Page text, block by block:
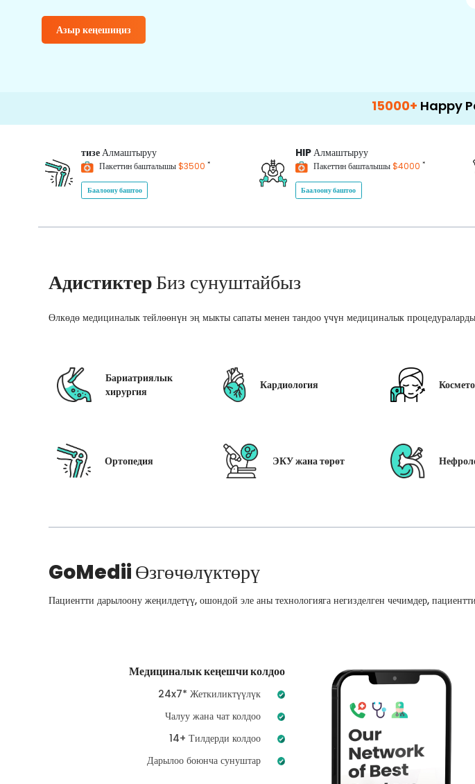
Азыр кеңешиңиз
Happy Patients
тизеАлмаштыруу
Пакеттин башталышы$3500 *
Баалоону баштоо
HIPАлмаштыруу
Пакеттин башталышы$4000 *
Баалоону баштоо
АдистиктерБиз сунуштайбыз
Өлкөдө медициналык тейлөөнүн эң мыкты сапаты менен тандоо үчүн медициналык
Бариатриялык
хирургия
Кардиология
Ортопедия ЭКУ жана төрөт
GoMediiӨзгөчөлүктөрү
Пациентти дарылоону жеңилдетүү, ошондой эле аны технологияга негизделген чечимдер,
Медициналык кеңешчи колдоо
24x7* Жеткиликтүүлүк
Чалуу жана чат колдоо
14+ Тилдерди колдоо
Дарылоо боюнча сунуштар